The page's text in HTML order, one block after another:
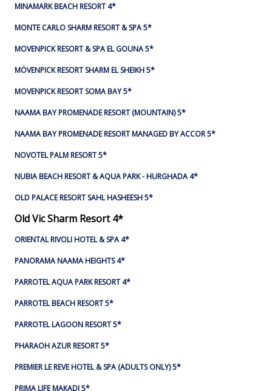
MINAMARK BEACH RESORT 4*
MONTE CARLO SHARM RESORT & SPA 5*
MOVENPICK RESORT & SPA EL GOUNA 5*
MÖVENPICK RESORT SHARM EL SHEIKH 5*
MOVENPICK RESORT SOMA BAY 5*
NAAMA BAY PROMENADE RESORT (MOUNTAIN) 5*
NAAMA BAY PROMENADE RESORT MANAGED BY ACCOR 5*
NOVOTEL PALM RESORT 5*
NUBIA BEACH RESORT & AQUA PARK - HURGHADA 4*
OLD PALACE RESORT SAHL HASHEESH 5*
Old Vic Sharm Resort 4*
ORIENTAL RIVOLI HOTEL & SPA 4*
PANORAMA NAAMA HEIGHTS 4*
PARROTEL AQUA PARK RESORT 4*
PARROTEL BEACH RESORT 5*
PARROTEL LAGOON RESORT 5*
PHARAOH AZUR RESORT 5*
PREMIER LE REVE HOTEL & SPA (ADULTS ONLY) 5*
PRIMA LIFE MAKADI 5*